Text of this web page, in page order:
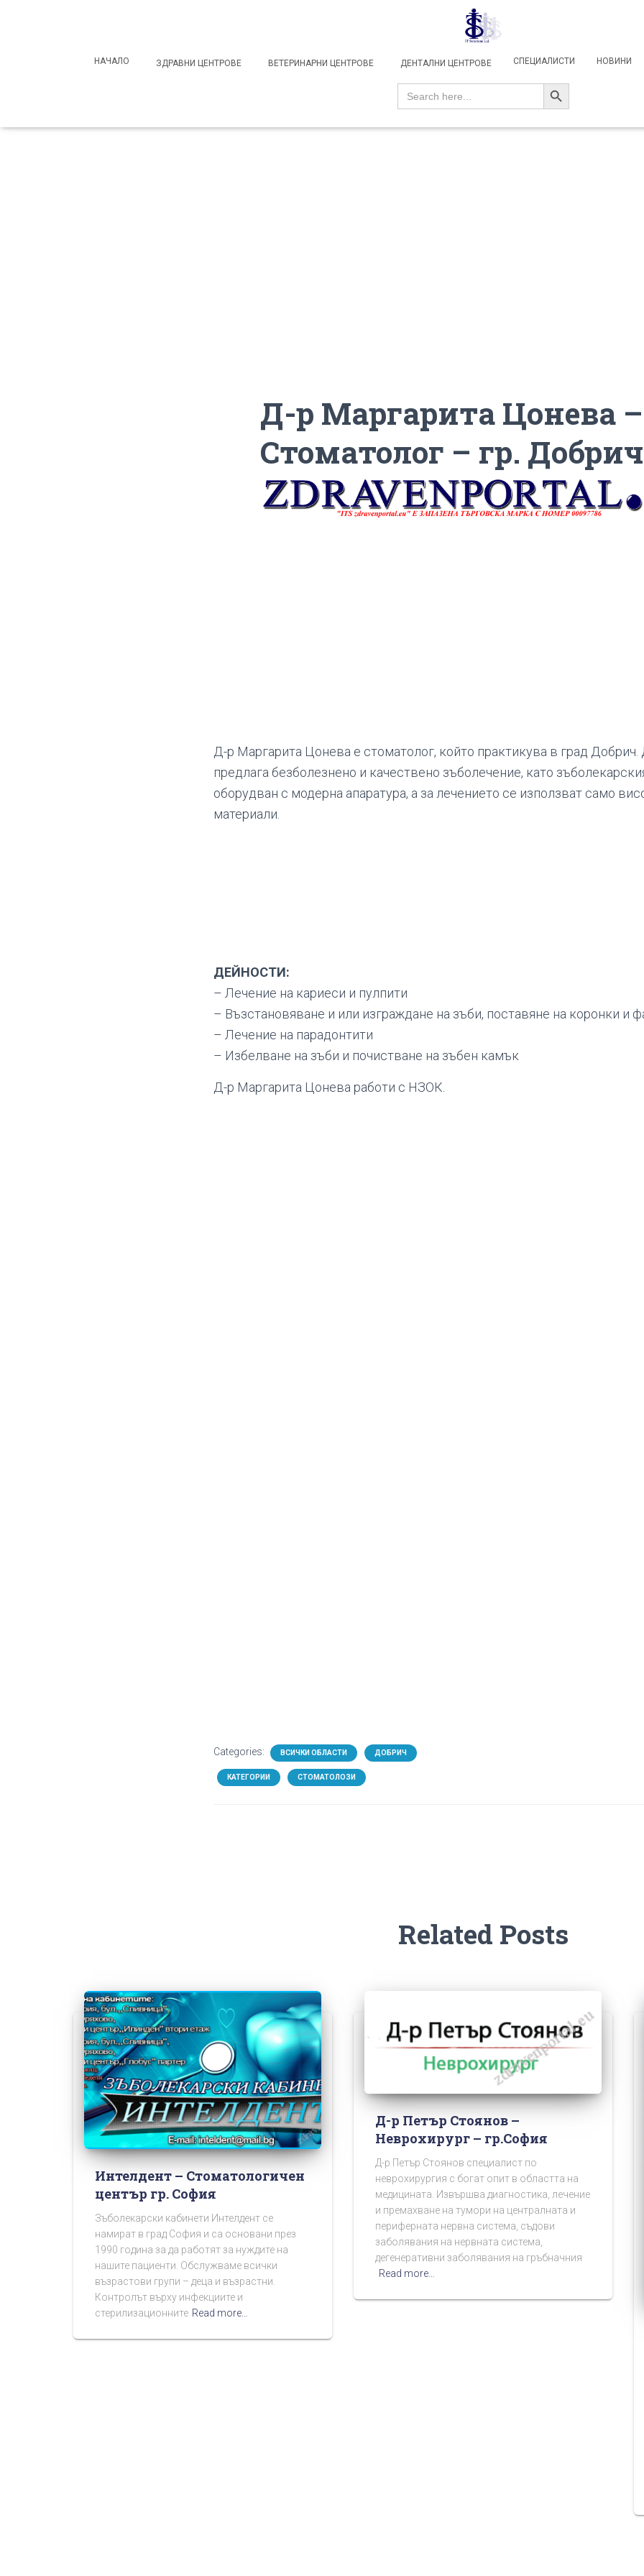
НАЧАЛО ЗДРАВНИ ЦЕНТРОВЕ ВЕТЕРИНАРНИ ЦЕНТРОВЕ ДЕНТАЛНИ ЦЕНТРОВЕ СПЕЦИАЛИСТИ НОВИНИ
Search
SEARCH BUTTON
Д-р Маргарита Цонева –
Стоматолог – гр. Добрич
Д-р Маргарита Цонева е стоматолог, който практикува в град
предлага безболезнено и качествено зъболечение, като
оборудван с модерна апаратура, а за лечението се използват само
материали.
ДЕЙНОСТИ:
– Лечение на кариеси и пулпити
– Възстановяване и или изграждане на зъби, поставяне на коронки и
– Лечение на парадонтити
– Избелване на зъби и почистване на зъбен камък
Д-р Маргарита Цонева работи с НЗОК.
Categories: ВСИЧКИ ОБЛАСТИ ДОБРИЧ
КАТЕГОРИИ СТОМАТОЛОЗИ
Related Posts
Интелдент – Стоматологичен
център гр. София
Зъболекарски кабинети Интелдент се
намират в град София и са основани през
1990 година за да работят за нуждите на
нашите пациенти. Обслужваме всички
възрастови групи – деца и възрастни.
Контролът върху инфекциите и
стерилизационните Read more…
Д-р Петър Стоянов –
Неврохирург – гр.София
Д-р Петър Стоянов специалист по
неврохирургия с богат опит в областта на
медицината. Извършва диагностика, лечение
и премахване на тумори на централната и
периферната нервна система, съдови
заболявания на нервната система,
дегенеративни заболявания на гръбначния
Read more…